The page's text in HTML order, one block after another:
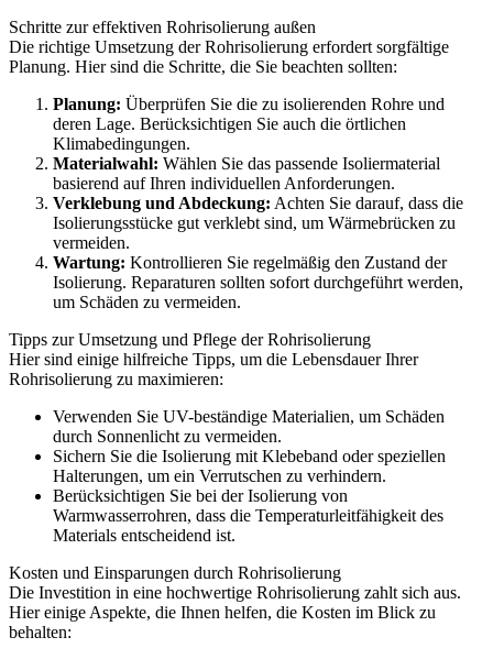
Schritte zur effektiven Rohrisolierung außen
Die richtige Umsetzung der Rohrisolierung erfordert sorgfältige
Planung. Hier sind die Schritte, die Sie beachten sollten:
Planung: Überprüfen Sie die zu isolierenden Rohre und
deren Lage. Berücksichtigen Sie auch die örtlichen
Klimabedingungen.
Materialwahl: Wählen Sie das passende Isoliermaterial
basierend auf Ihren individuellen Anforderungen.
Verklebung und Abdeckung: Achten Sie darauf, dass die
Isolierungsstücke gut verklebt sind, um Wärmebrücken zu
vermeiden.
Wartung: Kontrollieren Sie regelmäßig den Zustand der
Isolierung. Reparaturen sollten sofort durchgeführt werden,
um Schäden zu vermeiden.
Tipps zur Umsetzung und Pflege der Rohrisolierung
Hier sind einige hilfreiche Tipps, um die Lebensdauer Ihrer
Rohrisolierung zu maximieren:
Verwenden Sie UV-beständige Materialien, um Schäden
durch Sonnenlicht zu vermeiden.
Sichern Sie die Isolierung mit Klebeband oder speziellen
Halterungen, um ein Verrutschen zu verhindern.
Berücksichtigen Sie bei der Isolierung von
Warmwasserrohren, dass die Temperaturleitfähigkeit des
Materials entscheidend ist.
Kosten und Einsparungen durch Rohrisolierung
Die Investition in eine hochwertige Rohrisolierung zahlt sich aus.
Hier einige Aspekte, die Ihnen helfen, die Kosten im Blick zu
behalten: